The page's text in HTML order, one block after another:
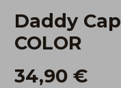
Daddy Cap Colors
COLOR
34,90 €